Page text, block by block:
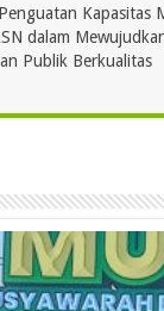
Kapasitas
dalam
Publik Berkualitas